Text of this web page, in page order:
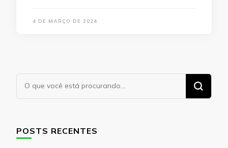
4 DE MARÇO DE 2024
Procurando
algo?
POSTS RECENTES